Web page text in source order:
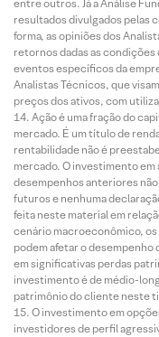
entre outros. Já a Análise
resultados divulgados pelas
forma, as opiniões dos
retornos dadas as
eventos específicos da
Analistas Técnicos, que
preços dos ativos, com
Ação é uma fração do
mercado. É um título de
rentabilidade não é
mercado. O investimento
desempenhos anteriores
futuros e nenhuma
feita neste material em
cenário macroeconômico,
podem afetar o
em significativas perdas
investimento é de médio-
patrimônio do cliente neste
O investimento em
investidores de perfil